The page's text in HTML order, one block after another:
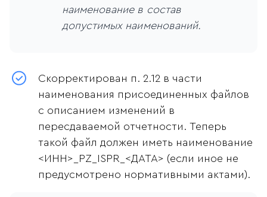
наименование в состав
допустимых наименований.
Скорректирован п. 2.12 в части
наименования присоединенных файлов
с описанием изменений в
пересдаваемой отчетности. Теперь
такой файл должен иметь наименование
<ИНН>_PZ_ISPR_<ДАТА> (если иное не
предусмотрено нормативными актами).